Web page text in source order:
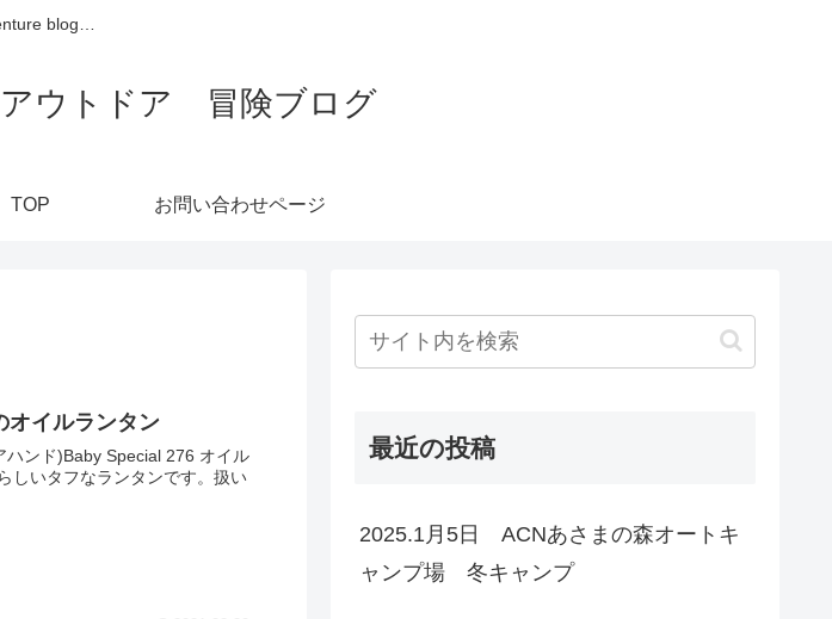
blog…
ウトドア 冒険ブログ
TOP お問い合わせページ
オイルランタン
ンド)Baby Special 276 オイル
しいタフなランタンです。扱い
最近の投稿
2025.1月5日 ACNあさまの森オートキ
ャンプ場 冬キャンプ